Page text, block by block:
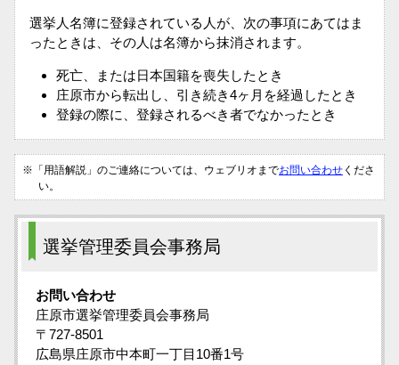
選挙人名簿に登録されている人が、次の事項にあてはま
ったときは、その人は名簿から抹消されます。
死亡、または日本国籍を喪失したとき
庄原市から転出し、引き続き4ヶ月を経過したとき
登録の際に、登録されるべき者でなかったとき
※「用語解説」のご連絡については、ウェブリオまでお問い合わせ くださ
い。
選挙管理委員会事務局
お問い合わせ
庄原市選挙管理委員会事務局
〒727-8501
広島県庄原市中本町一丁目10番1号